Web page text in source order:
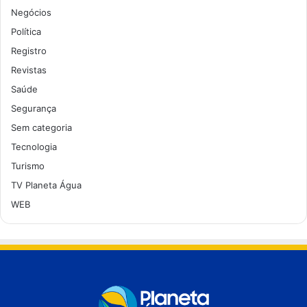
Negócios
Política
Registro
Revistas
Saúde
Segurança
Sem categoria
Tecnologia
Turismo
TV Planeta Água
WEB